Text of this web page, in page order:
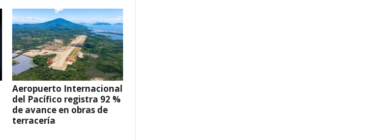
Aeropuerto Internacional
del Pacífico registra 92 %
de avance en obras de
terracería